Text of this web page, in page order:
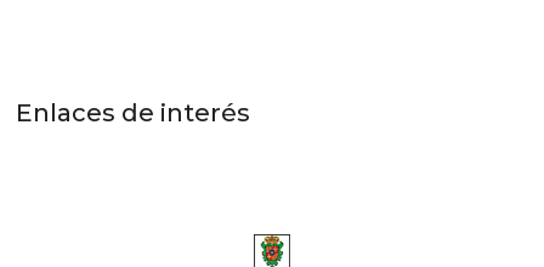
Enlaces de interés